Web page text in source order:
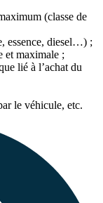
(classe de
essence, diesel…) ;
et maximale ;
lié à l’achat du
le véhicule, etc.